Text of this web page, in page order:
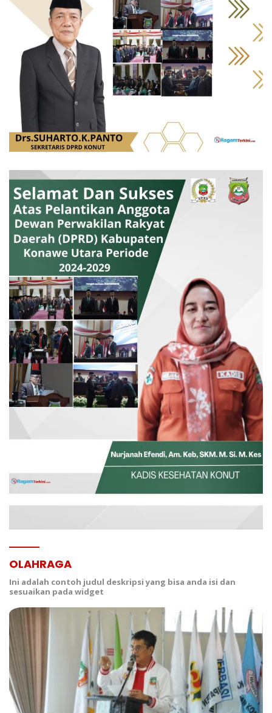
OLAHRAGA
Ini adalah contoh judul deskripsi yang bisa anda isi dan
sesuaikan pada widget